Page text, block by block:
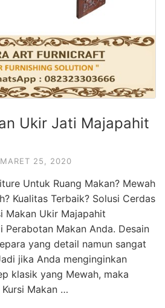
Ukir Jati Majapahit
MARET 25, 2020
Untuk Ruang Makan? Mewah
Kualitas Terbaik? Solusi Cerdas
Makan Ukir Majapahit
Perabotan Makan Anda. Desain
yang detail namun sangat
jika Anda menginginkan
klasik yang Mewah, maka
Makan …